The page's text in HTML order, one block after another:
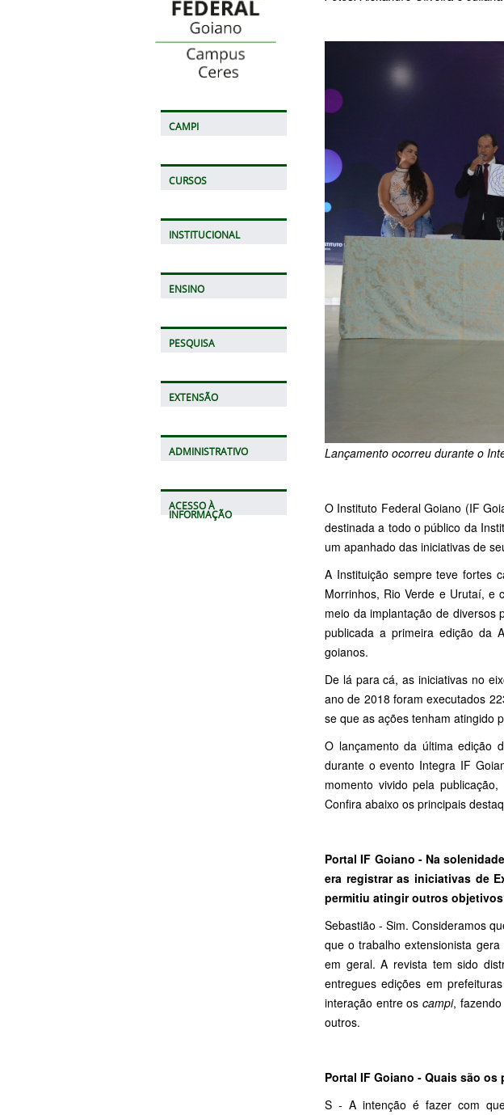
CAMPI
CURSOS
INSTITUCIONAL
ENSINO
PESQUISA
EXTENSÃO
ADMINISTRATIVO
ACESSO À
INFORMAÇÃO
Lançamento ocorreu durante o
O Instituto Federal Goiano (IF
destinada a todo o público da
um apanhado das iniciativas de
A Instituição sempre teve fortes
Morrinhos, Rio Verde e Urutaí, e
meio da implantação de
publicada a primeira edição da
goianos.
De lá para cá, as iniciativas no
ano de 2018 foram executados
se que as ações tenham atingido
O lançamento da última edição
durante o evento Integra IF
momento vivido pela
Confira abaixo os principais
Portal IF Goiano - Na solenid
era registrar as iniciativas de
permitiu atingir outros
Sebastião - Sim. Consideramos
que o trabalho extensionista
em geral. A revista tem sido
entregues edições em
interação entre os campi,
outros.
Portal IF Goiano - Quais são
S - A intenção é fazer com